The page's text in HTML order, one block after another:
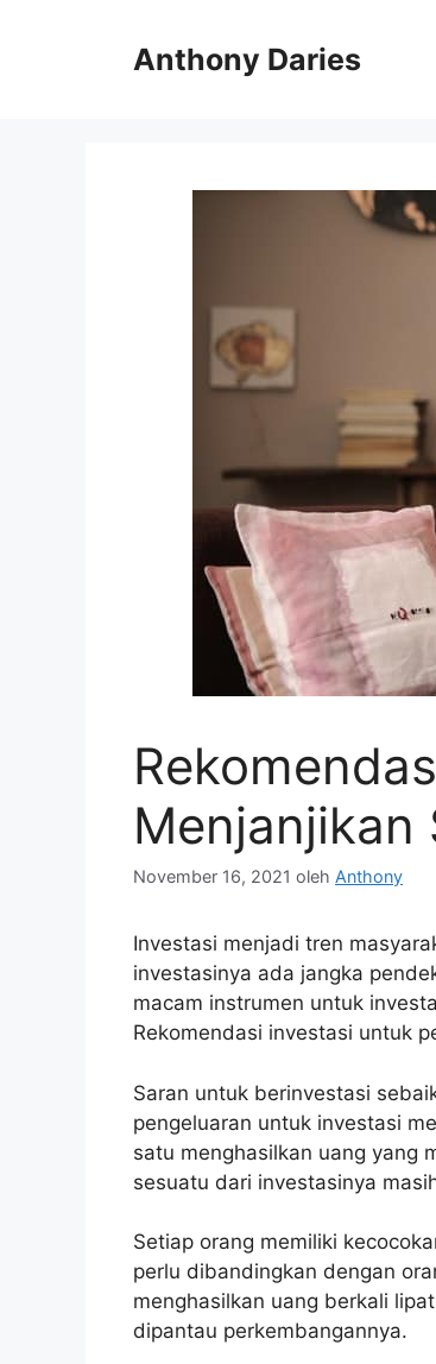
Anthony Daries
Menjanjikan
November 16, 2021 oleh Anthony
Investasi menjadi tren
investasinya ada jangka
macam instrumen untuk
Rekomendasi investasi untuk
Saran untuk berinvestasi
pengeluaran untuk investasi
satu menghasilkan uang yang
sesuatu dari investasinya
Setiap orang memiliki
perlu dibandingkan dengan
menghasilkan uang berkali
dipantau perkembangannya.